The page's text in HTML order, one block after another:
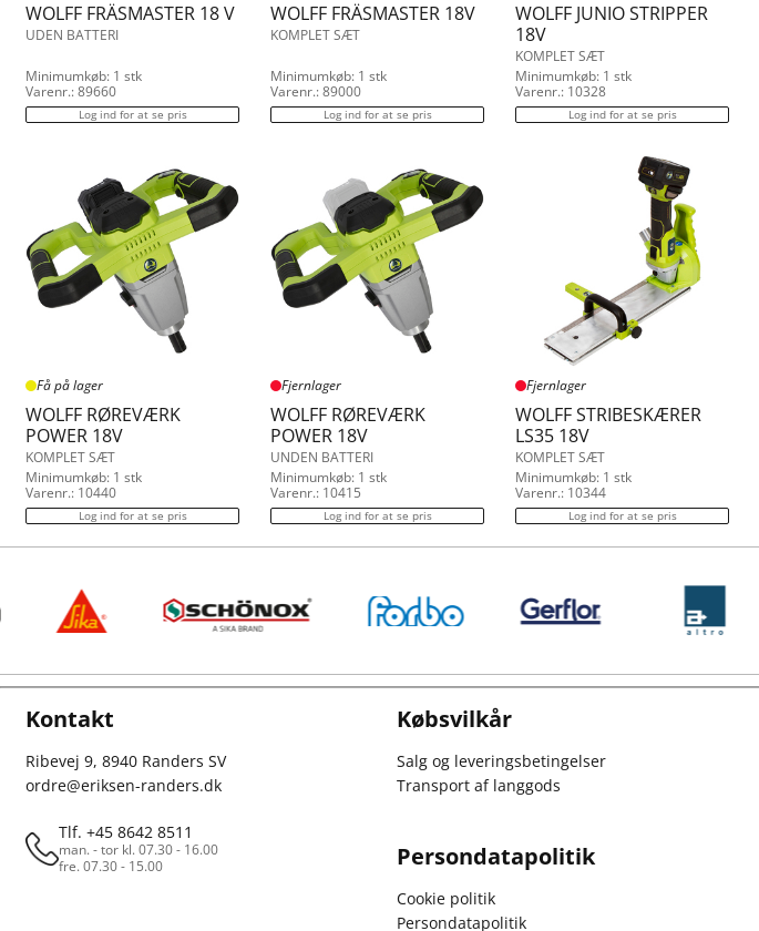
WOLFF FRÄSMASTER 18 V
UDEN BATTERI
Minimumkøb: 1 stk
Varenr.: 89660
Log ind for at se pris
WOLFF FRÄSMASTER 18V
KOMPLET SÆT
Minimumkøb: 1 stk
Varenr.: 89000
Log ind for at se pris
WOLFF JUNIO STRIPPER
18V
KOMPLET SÆT
Minimumkøb: 1 stk
Varenr.: 10328
Log ind for at se pris
Få på lager
WOLFF RØREVÆRK
POWER 18V
KOMPLET SÆT
Minimumkøb: 1 stk
Varenr.: 10440
Log ind for at se pris
Fjernlager
WOLFF RØREVÆRK
POWER 18V
UNDEN BATTERI
Minimumkøb: 1 stk
Varenr.: 10415
Log ind for at se pris
Fjernlager
WOLFF STRIBESKÆRER
LS35 18V
KOMPLET SÆT
Minimumkøb: 1 stk
Varenr.: 10344
Log ind for at se pris
Kontakt
Ribevej 9, 8940 Randers SV
ordre@eriksen-randers.dk
Tlf. +45 8642 8511
man. - tor kl. 07.30 - 16.00
fre. 07.30 - 15.00
Købsvilkår
Salg og leveringsbetingelser
Transport af langgods
Persondatapolitik
Cookie politik
Persondatapolitik